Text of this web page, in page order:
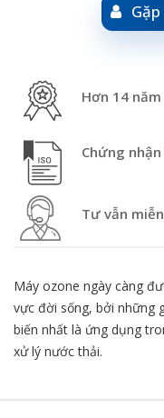
Hơn 14
Chứng
Tư vẫn
Máy ozone ngày càng
vực đời sống, bởi những
biến nhất là ứng dụng
xử lý nước thải.